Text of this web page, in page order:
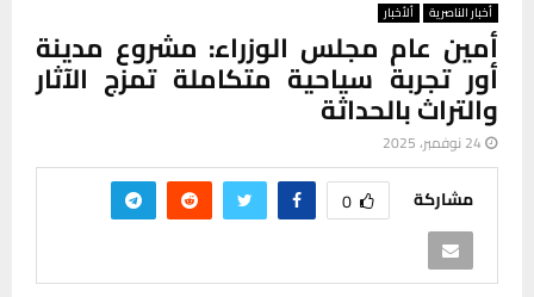
أخبار الناصرية ألأخبار
أمين عام مجلس الوزراء: مشروع مدينة
أور تجربة سياحية متكاملة تمزج الآثار
والتراث بالحداثة
24 نوفمبر، 2025
مشاركة 0